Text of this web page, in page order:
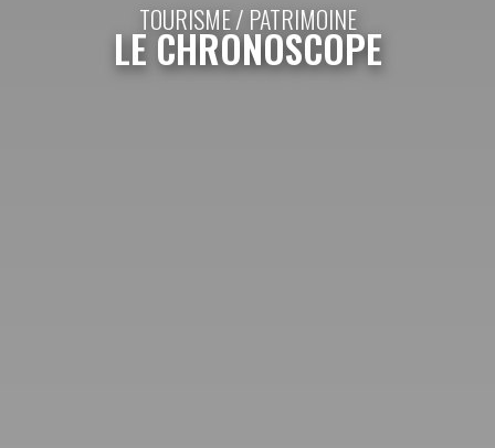
TOURISME / PATRIMOINE
LE CHRONOSCOPE